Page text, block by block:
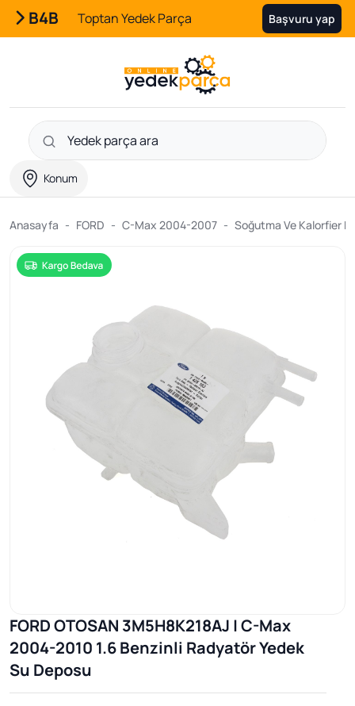
B4B Toptan Yedek Parça Başvuru yap
Konum
Anasayfa FORD C-Max 2004-2007 Soğutma Ve Kalorfier
FORD OTOSAN 3M5H8K218AJ | C-Max
2004-2010 1.6 Benzinli Radyatör Yedek
Su Deposu